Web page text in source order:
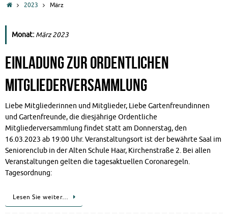
Start2023 März
Monat:März 2023
Einladung zur Ordentlichen
Mitgliederversammlung
Liebe Mitgliederinnen und Mitglieder, Liebe Gartenfreundinnen
und Gartenfreunde, die diesjährige Ordentliche
Mitgliederversammlung findet statt am Donnerstag, den
16.03.2023 ab 19:00 Uhr. Veranstaltungsort ist der bewährte Saal im
Seniorenclub in der Alten Schule Haar, Kirchenstraße 2. Bei allen
Veranstaltungen gelten die tagesaktuellen Coronaregeln.
Tagesordnung:
Lesen Sie weiter…